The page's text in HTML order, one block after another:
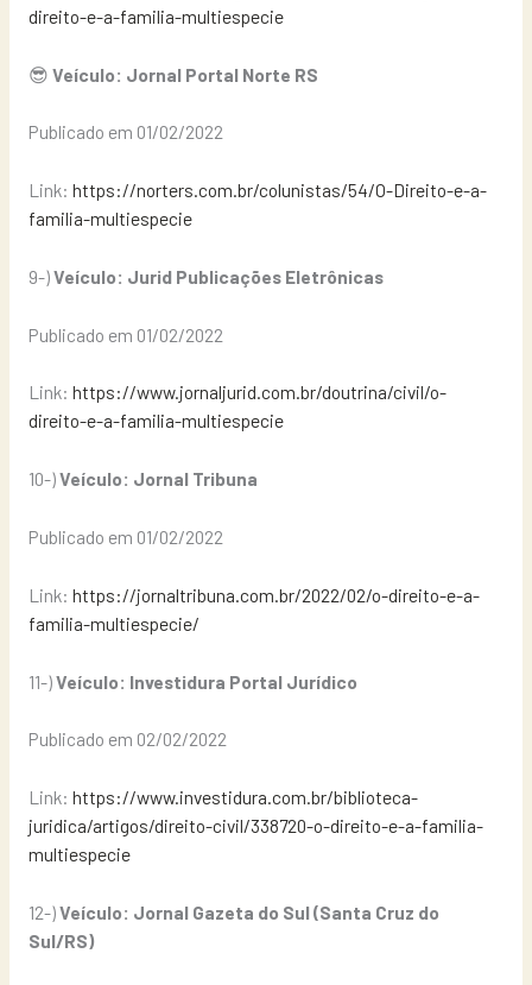
direito-e-a-familia-multiespecie
😎 Veículo: Jornal Portal Norte RS
Publicado em 01/02/2022
Link: https://norters.com.br/colunistas/54/O-Direito-e-a-
familia-multiespecie
9-)Veículo: Jurid Publicações Eletrônicas
Publicado em 01/02/2022
Link: https://www.jornaljurid.com.br/doutrina/civil/o-
direito-e-a-familia-multiespecie
10-)Veículo: Jornal Tribuna
Publicado em 01/02/2022
Link: https://jornaltribuna.com.br/2022/02/o-direito-e-a-
familia-multiespecie/
11-)Veículo: Investidura Portal Jurídico
Publicado em 02/02/2022
Link: https://www.investidura.com.br/biblioteca-
juridica/artigos/direito-civil/338720-o-direito-e-a-familia-
multiespecie
12-)Veículo: Jornal Gazeta do Sul (Santa Cruz do
Sul/RS)